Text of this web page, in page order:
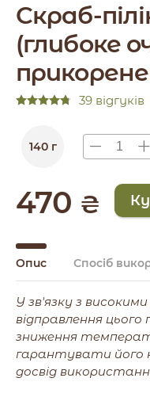
Скраб-
(глибоке
39 відгуків
140 г
470 ₴
Опис Спосіб
У зв'язку з
відправлення
зниження
гарантувати
досвід